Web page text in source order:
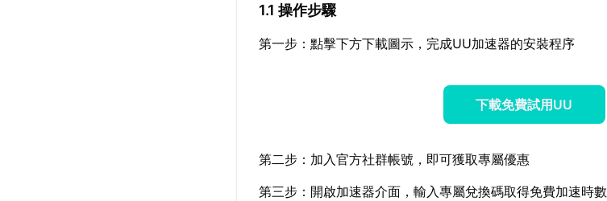
1.1 操作步驟
第一步：點擊下方下載圖示，完成UU加速器的安裝程序
下載免費試用UU
第二步：加入官方社群帳號，即可獲取專屬優惠
第三步：開啟加速器介面，輸入專屬兌換碼取得免費加速時數